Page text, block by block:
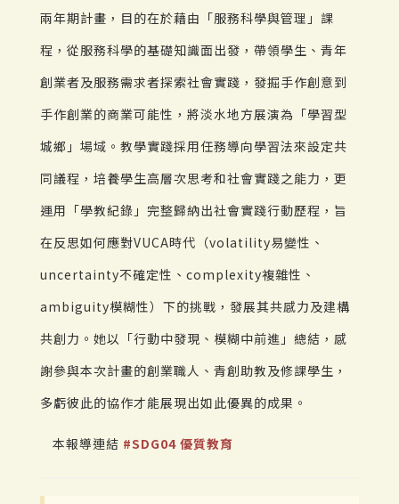
兩年期計畫，目的在於藉由「服務科學與管理」課
程，從服務科學的基礎知識面出發，帶領學生、青年
創業者及服務需求者探索社會實踐，發掘手作創意到
手作創業的商業可能性，將淡水地方展演為「學習型
城鄉」場域。教學實踐採用任務導向學習法來設定共
同議程，培養學生高層次思考和社會實踐之能力，更
運用「學教紀錄」完整歸納出社會實踐行動歷程，旨
在反思如何應對VUCA時代（volatility易變性、
uncertainty不確定性、complexity複雜性、
ambiguity模糊性）下的挑戰，發展其共感力及建構
共創力。她以「行動中發現、模糊中前進」總結，感
謝參與本次計畫的創業職人、青創助教及修課學生，
多虧彼此的協作才能展現出如此優異的成果。
本報導連結 #SDG04 優質教育